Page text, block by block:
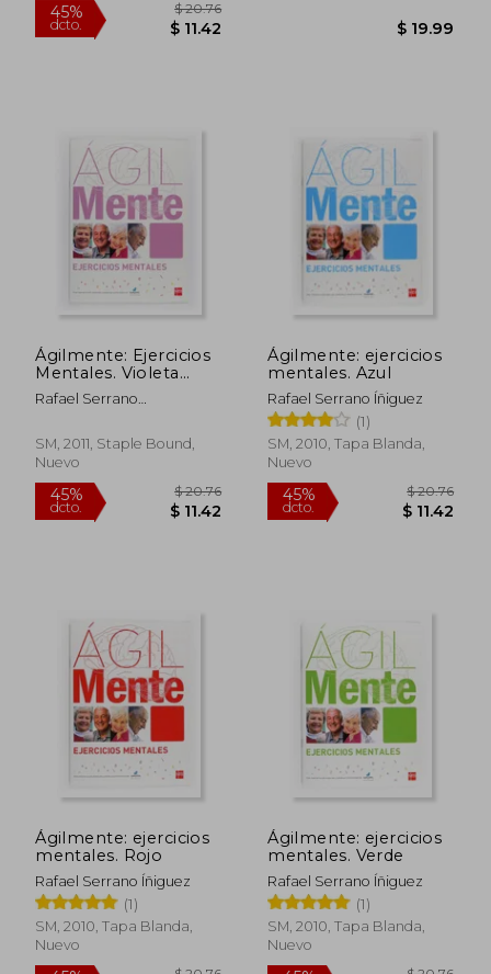
45%
dcto.
Ágilmente: Ejercicios
Mentales. Violeta
Claro
Rafael Serrano
Bernardo L&Oacute;Pez
G&Oacute;Mez
SM, 2011, Staple Bound,
Nuevo
45%
dcto.
Ágilmente: ejercicios
mentales. Azul
Rafael Serrano Íñiguez
(1)
SM, 2010, Tapa Blanda,
Nuevo
45%
dcto.
Ágilmente: ejercicios
mentales. Rojo
Rafael Serrano Íñiguez
(1)
SM, 2010, Tapa Blanda,
Nuevo
Ágilmente: ejercicios
mentales. Verde
Rafael Serrano Íñiguez
(1)
SM, 2010, Tapa Blanda,
Nuevo